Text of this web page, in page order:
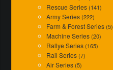
Rescue Series (141)
Army Series (222)
Farm & Forest Series (5)
Machine Series (20)
Rallye Series (165)
Rail Series (7)
Air Series (5)